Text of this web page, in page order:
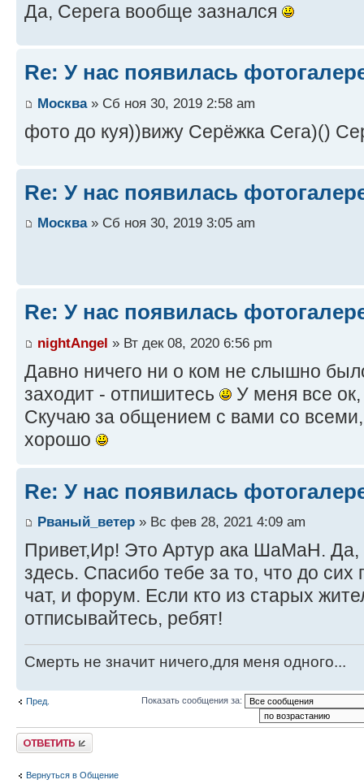
Да, Серега вообще зазнался
Re: У нас появилась
Москва» Сб ноя 30, 2019 2:58 am
фото до куя))вижу Серёжка Сега)()
Re: У нас появилась
Москва» Сб ноя 30, 2019 3:05 am
Re: У нас появилась
nightAngel » Вт дек 08, 2020 6:56 pm
Давно ничего ни о ком не слышно
заходит - отпишитесь
У меня все
Скучаю за общением с вами со
хорошо
Re: У нас появилась
Рваный_ветер » Вс фев 28, 2021 4:09 am
Привет,Ир! Это Артур ака ШаМаН. Да,
здесь. Спасибо тебе за то, что до
чат, и форум. Если кто из старых
отписывайтесь, ребят!
Смерть не значит ничего,для меня одного...
Пред. Показать сообщения за:
Ответить
Вернуться в Общение